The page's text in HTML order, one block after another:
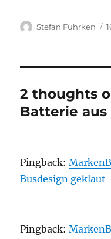
Author
Stefan Fuhrken
2 thoughts
Batterie aus
Pingback:
Busdesign geklaut
Pingback: